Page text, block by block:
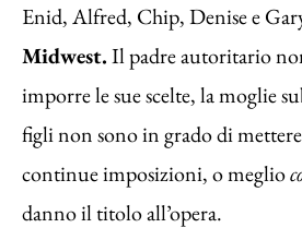
Enid, Alfred, Chip, Denise e
Midwest.Il padre autoritario
imporre le sue scelte, la moglie
figli non sono in grado di
continue imposizioni, o meglio
danno il titolo all’opera.